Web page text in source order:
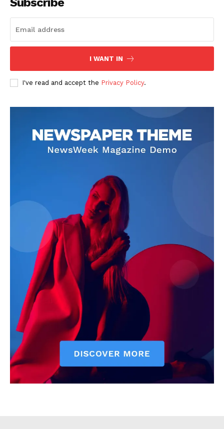
I WANT IN
I've read and accept the Privacy Policy.